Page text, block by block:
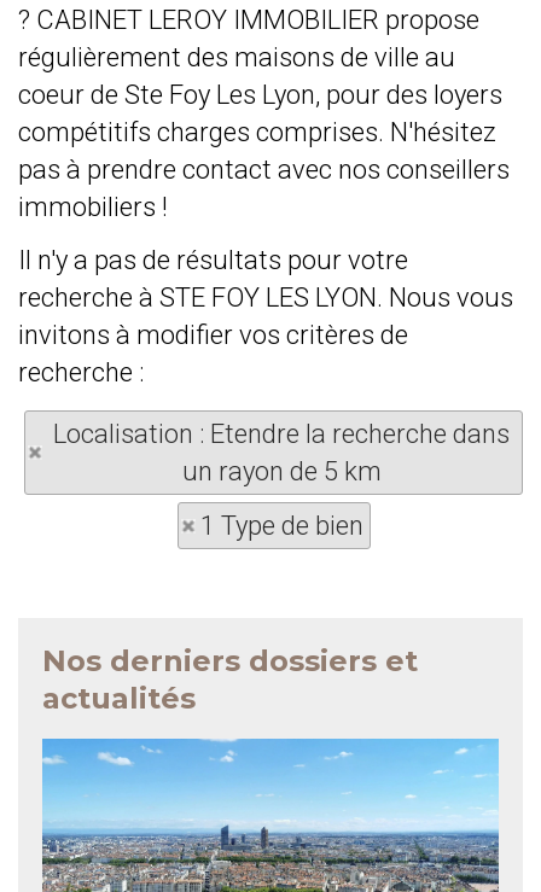
? CABINET LEROY IMMOBILIER propose
régulièrement des maisons de ville au
coeur de Ste Foy Les Lyon, pour des loyers
compétitifs charges comprises. N'hésitez
pas à prendre contact avec nos conseillers
immobiliers !
Il n'y a pas de résultats pour votre
recherche à STE FOY LES LYON. Nous vous
invitons à modifier vos critères de
recherche :
Localisation : Etendre la recherche dans
un rayon de 5 km
1 Type de bien
Nos derniers dossiers et
actualités